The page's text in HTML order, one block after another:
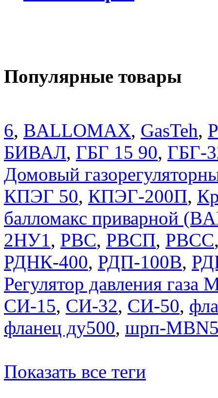
Популярные товары
6, BALLOMAX, GasTeh,
БИВАЛ, ГБГ 15 90, ГБГ-
Домовый
КПЭГ 50, КПЭГ-200П,
балломакс приварной
2НУ1, РВС, РВСП, РВСС
РДНК-400, РДП-100В,
Регулятор давления газа
СИ-15, СИ-32, СИ-50,
фланец ду500, шрп-
Показать все теги